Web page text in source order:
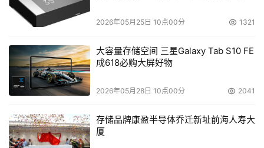
2026年05月25日 10点00分 1321
大容量存储空间 三星Galaxy Tab S10 FE
成618必购大屏好物
2026年05月28日 10点00分 2041
存储品牌康盈半导体乔迁新址前海人寿大
厦